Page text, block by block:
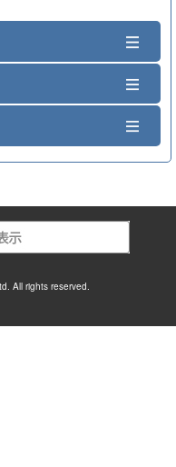
All rights reserved.